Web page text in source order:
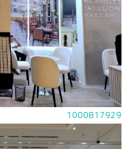
1000817929